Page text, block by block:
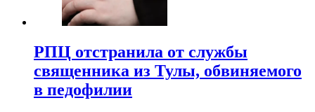
РПЦ отстранила от службы
священника из Тулы, обвиняемого
в педофилии